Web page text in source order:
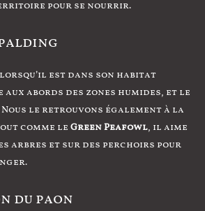
pour se nourrir.
est dans son habitat
abords des zones humides, et le
le retrouvons également à la
comme le Green Peafowl, il aime
arbres et sur des perchoirs pour
du paon